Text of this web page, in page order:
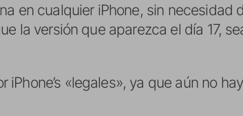
en cualquier iPhone, sin necesidad
la versión que aparezca el día 17,
«legales», ya que aún no